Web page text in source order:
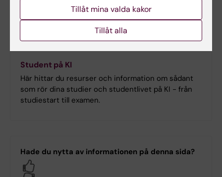
Student på KI
Här hittar du resurser och information om sådant
som rör dina studier och studentlivet på KI - från
studiestart till examen.
Hade du nytta av informationen på denna sida?
Tillåt mina valda kakor
Tillåt alla